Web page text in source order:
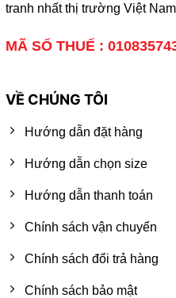
tranh nhất thị trường Việt
MÃ SỐ THUẾ :
VỀ CHÚNG TÔI
Hướng dẫn đặt hàng
Hướng dẫn chọn size
Hướng dẫn thanh toán
Chính sách vận chuyển
Chính sách đổi trả hàng
Chính sách bảo mật